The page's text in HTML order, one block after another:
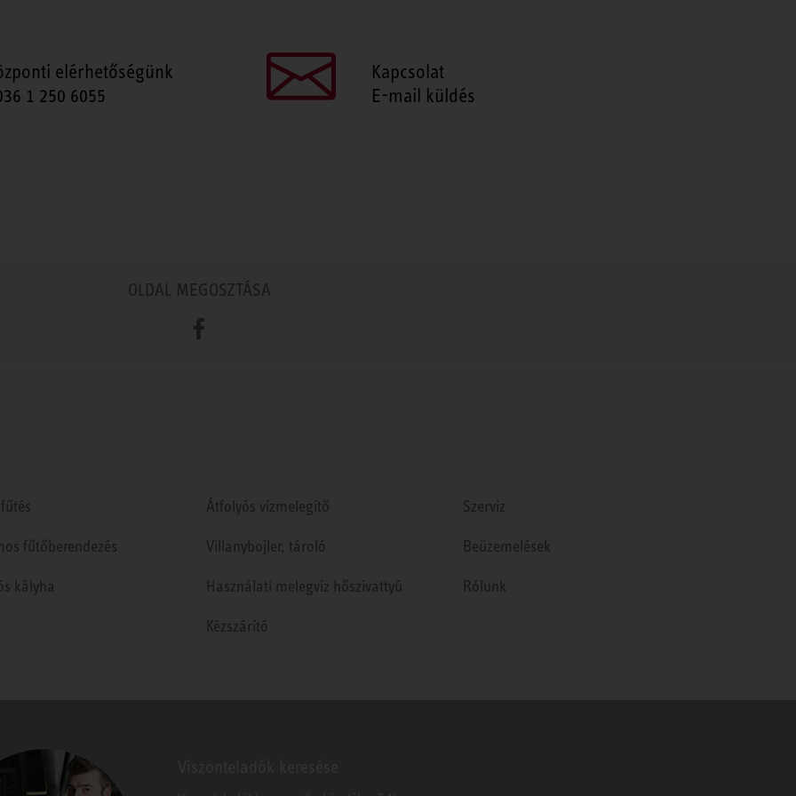
elérhetőségünk
1 250 6055
Kapcsolat
E-mail küldés
OLDAL MEGOSZTÁSA
Facebook
fűtőberendezés
kályha
Átfolyós vízmelegítő
Villanybojler, tároló
Használati melegvíz hőszivattyú
Kézszárító
Szerviz
Beüzemelések
Rólunk